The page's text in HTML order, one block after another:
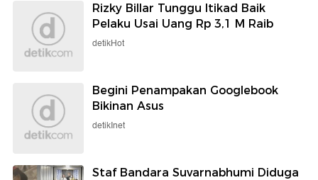
Rizky Billar Tunggu Itikad Baik
Pelaku Usai Uang Rp 3,1 M Raib
detikHot
Begini Penampakan Googlebook
Bikinan Asus
detikInet
Staf Bandara Suvarnabhumi Diduga